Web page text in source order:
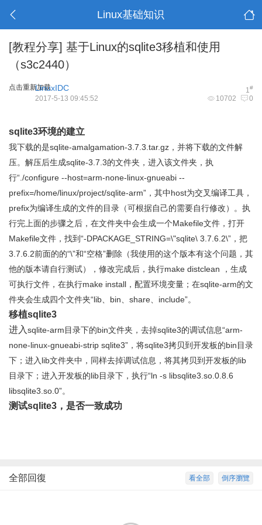
Linux基础知识
[教程分享] 基于Linux的sqlite3移植和使用
（s3c2440）
点击重新加载 1#
LinuxIDC
10702 0
2017-5-13 09:45:52
sqlite3环境的建立
我下载的是sqlite-amalgamation-3.7.3.tar.gz，并将下载的文件解
压。解压后生成sqlite-3.7.3的文件夹，进入该文件夹，执
行“./configure --host=arm-none-linux-gnueabi --
prefix=/home/linux/project/sqlite-arm”，其中host为交叉编译工具，
prefix为编译生成的文件的目录（可根据自己的需要自行修改）。执
行完上面的步骤之后，在文件夹中会生成一个Makefile文件，打开
Makefile文件，找到“-DPACKAGE_STRING=\"sqlite\ 3.7.6.2\”，把
3.7.6.2前面的的“\”和“空格”删除（我使用的这个版本有这个问题，其
他的版本请自行测试），修改完成后，执行make distclean ，生成
可执行文件，在执行make install，配置环境变量；在sqlite-arm的文
件夹会生成四个文件夹“lib、bin、share、include”。
移植sqlite3
进入sqlite-arm目录下的bin文件夹，去掉sqlite3的调试信息“arm-
none-linux-gnueabi-strip sqlite3”，将sqlite3拷贝到开发板的bin目录
下；进入lib文件夹中，同样去掉调试信息，将其拷贝到开发板的lib
目录下；进入开发板的lib目录下，执行“ln -s libsqlite3.so.0.8.6
libsqlite3.so.0”。
测试sqlite3，是否一致成功
倒序瀏覽
看全部
全部回復